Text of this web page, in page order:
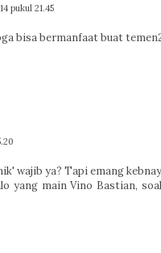
pukul 21.45
bisa bermanfaat buat
wajib ya? Tapi emang
yang main Vino Bastian,